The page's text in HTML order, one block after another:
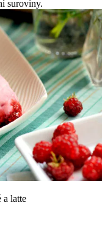
suroviny.
a latte